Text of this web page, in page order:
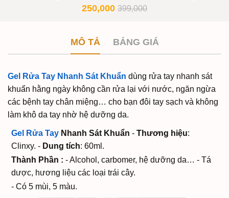
250,000 399,000
MÔ TẢ BẢNG GIÁ
Gel Rửa Tay Nhanh Sát Khuẩn dùng rửa tay nhanh sát
khuẩn hằng ngày không cần rửa lại với nước, ngăn ngừa
các bệnh tay chân miệng… cho bạn đôi tay sạch và không
làm khô da tay nhờ hệ dưỡng da.
Gel Rửa Tay Nhanh Sát Khuẩn - Thương hiệu:
Clinxy. - Dung tích: 60ml.
Thành Phần : - Alcohol, carbomer, hệ dưỡng da… - Tá
dược, hương liệu các loại trái cây.
- Có 5 mùi, 5 màu.